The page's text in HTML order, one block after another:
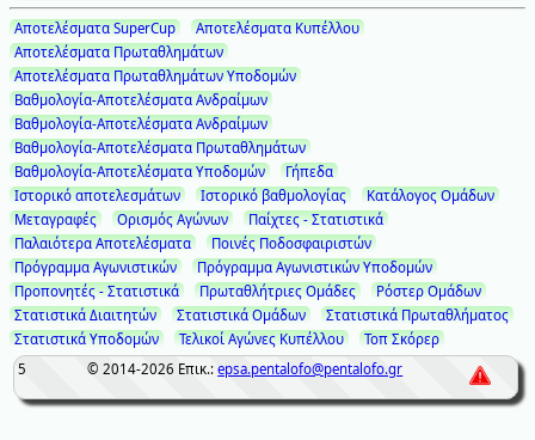
Αποτελέσματα SuperCup
Αποτελέσματα Κυπέλλου
Αποτελέσματα Πρωταθλημάτων
Αποτελέσματα Πρωταθλημάτων Υποδομών
Βαθμολογία-Αποτελέσματα Ανδραίμων
Βαθμολογία-Αποτελέσματα Ανδραίμων
Βαθμολογία-Αποτελέσματα Πρωταθλημάτων
Βαθμολογία-Αποτελέσματα Υποδομών
Γήπεδα
Ιστορικό αποτελεσμάτων
Ιστορικό βαθμολογίας
Κατάλογος Ομάδων
Μεταγραφές
Ορισμός Αγώνων
Παίχτες - Στατιστικά
Παλαιότερα Αποτελέσματα
Ποινές Ποδοσφαιριστών
Πρόγραμμα Αγωνιστικών
Πρόγραμμα Αγωνιστικών Υποδομών
Προπονητές - Στατιστικά
Πρωταθλήτριες Ομάδες
Ρόστερ Ομάδων
Στατιστικά Διαιτητών
Στατιστικά Ομάδων
Στατιστικά Πρωταθλήματος
Στατιστικά Υποδομών
Τελικοί Αγώνες Κυπέλλου
Τοπ Σκόρερ
5
© 2014-2026 Επικ.:epsa.pentalofo@pentalofo.gr